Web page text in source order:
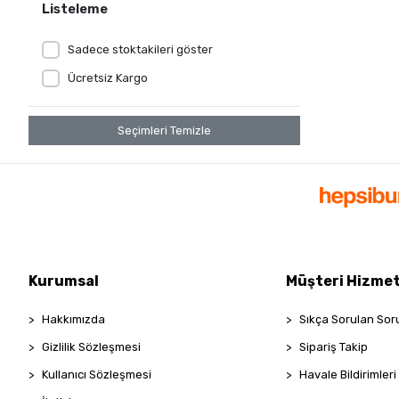
Nurpak
ROOM
SHE'S
Listeleme
Sadece stoktakileri göster
Ücretsiz Kargo
Seçimleri Temizle
Kurumsal
Hakkımızda
Gizlilik Sözleşmesi
Kullanıcı Sözleşmesi
Müşteri
Sıkça Sorulan
Sipariş Takip
Havale Bildirimleri